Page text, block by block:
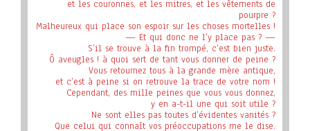
et les couronnes, et les mitres, et les vêtements de
pourpre ?
Malheureux qui place son espoir sur les choses mortelles !
— Et qui donc ne l’y place pas ? —
S’il se trouve à la fin trompé, c’est bien juste.
Ô aveugles ! à quoi sert de tant vous donner de peine ?
Vous retournez tous à la grande mère antique,
et c’est à peine si on retrouve la trace de votre nom !
Cependant, des mille peines que vous vous donnez,
y en a-t-il une qui soit utile ?
Ne sont elles pas toutes d’évidentes vanités ?
Que celui qui connaît vos préoccupations me le dise.